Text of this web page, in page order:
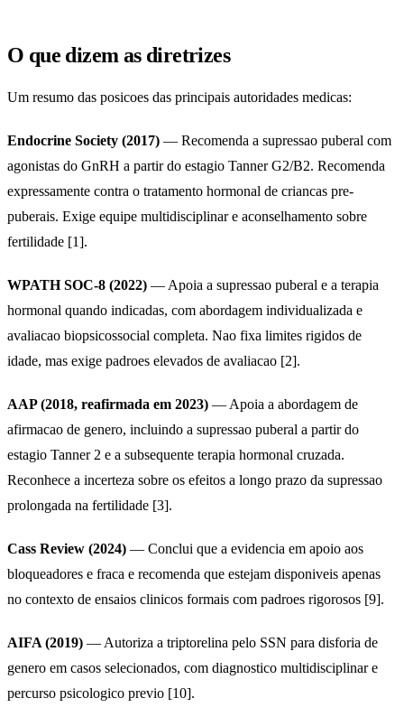
O que dizem as diretrizes
Um resumo das posicoes das principais autoridades medicas:
Endocrine Society (2017) — Recomenda a supressao puberal com
agonistas do GnRH a partir do estagio Tanner G2/B2. Recomenda
expressamente contra o tratamento hormonal de criancas pre-
puberais. Exige equipe multidisciplinar e aconselhamento sobre
fertilidade [1].
WPATH SOC-8 (2022) — Apoia a supressao puberal e a terapia
hormonal quando indicadas, com abordagem individualizada e
avaliacao biopsicossocial completa. Nao fixa limites rigidos de
idade, mas exige padroes elevados de avaliacao [2].
AAP (2018, reafirmada em 2023) — Apoia a abordagem de
afirmacao de genero, incluindo a supressao puberal a partir do
estagio Tanner 2 e a subsequente terapia hormonal cruzada.
Reconhece a incerteza sobre os efeitos a longo prazo da supressao
prolongada na fertilidade [3].
Cass Review (2024) — Conclui que a evidencia em apoio aos
bloqueadores e fraca e recomenda que estejam disponiveis apenas
no contexto de ensaios clinicos formais com padroes rigorosos [9].
AIFA (2019) — Autoriza a triptorelina pelo SSN para disforia de
genero em casos selecionados, com diagnostico multidisciplinar e
percurso psicologico previo [10].